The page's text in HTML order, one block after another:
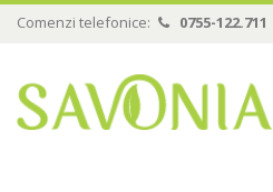
Comenzi telefonice: 0755-122.711